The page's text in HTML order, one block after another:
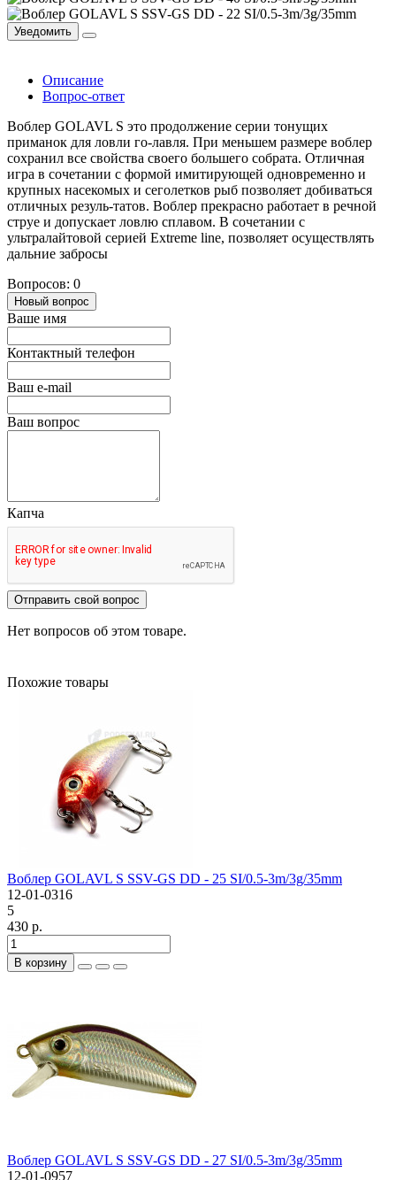
Уведомить
Описание
Вопрос-ответ
Воблер GOLAVL S это продолжение серии тонущих
приманок для ловли го-лавля. При меньшем размере воблер
сохранил все свойства своего большего собрата. Отличная
игра в сочетании с формой имитирующей одновременно и
крупных насекомых и сеголетков рыб позволяет добиваться
отличных резуль-татов. Воблер прекрасно работает в речной
струе и допускает ловлю сплавом. В сочетании с
ультралайтовой серией Extreme line, позволяет осуществлять
дальние забросы
Вопросов: 0
Новый вопрос
Ваше имя
Контактный телефон
Ваш e-mail
Ваш вопрос
Капча
Отправить свой вопрос
Нет вопросов об этом товаре.
Похожие товары
Воблер GOLAVL S SSV-GS DD - 25 SI/0.5-3m/3g/35mm
12-01-0316
5
430 р.
В корзину
Воблер GOLAVL S SSV-GS DD - 27 SI/0.5-3m/3g/35mm
12-01-0957